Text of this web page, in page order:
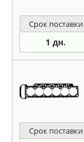
Срок поставки
1 дн.
Срок поставки